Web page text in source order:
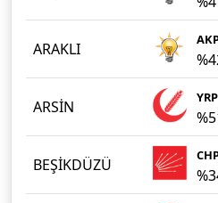
ARAKLI
ARSİN YRP
BEŞİKDÜZÜ